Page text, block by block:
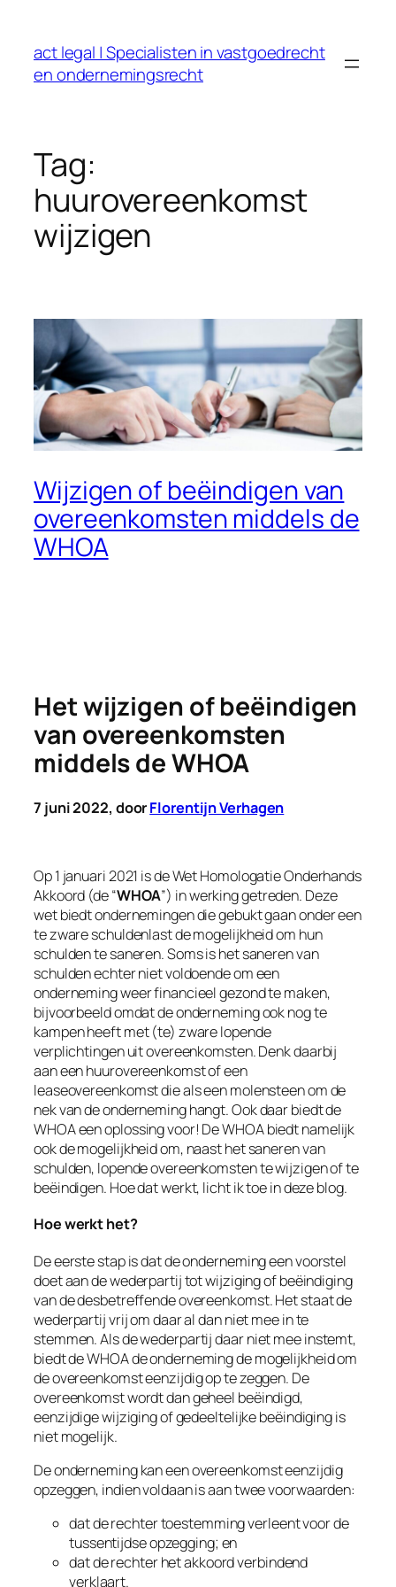
inhoud
act legal | Specialisten in vastgoedrecht
en ondernemingsrecht
Tag:
huurovereenkomst
wijzigen
Wijzigen of beëindigen van
overeenkomsten middels de
WHOA
Het wijzigen of beëindigen
van overeenkomsten
middels de WHOA
7 juni 2022, doorFlorentijn Verhagen
Op 1 januari 2021 is de Wet Homologatie Onderhands
Akkoord (de “WHOA”) in werking getreden. Deze
wet biedt ondernemingen die gebukt gaan onder een
te zware schuldenlast de mogelijkheid om hun
schulden te saneren. Soms is het saneren van
schulden echter niet voldoende om een
onderneming weer financieel gezond te maken,
bijvoorbeeld omdat de onderneming ook nog te
kampen heeft met (te) zware lopende
verplichtingen uit overeenkomsten. Denk daarbij
aan een huurovereenkomst of een
leaseovereenkomst die als een molensteen om de
nek van de onderneming hangt. Ook daar biedt de
WHOA een oplossing voor! De WHOA biedt namelijk
ook de mogelijkheid om, naast het saneren van
schulden, lopende overeenkomsten te wijzigen of te
beëindigen. Hoe dat werkt, licht ik toe in deze blog.
Hoe werkt het?
De eerste stap is dat de onderneming een voorstel
doet aan de wederpartij tot wijziging of beëindiging
van de desbetreffende overeenkomst. Het staat de
wederpartij vrij om daar al dan niet mee in te
stemmen. Als de wederpartij daarnietmee instemt,
biedt de WHOA de onderneming de mogelijkheid om
de overeenkomst eenzijdig op te zeggen. De
overeenkomst wordt dan geheel beëindigd,
eenzijdige wijziging of gedeeltelijke beëindiging is
niet mogelijk.
De onderneming kan een overeenkomst eenzijdig
opzeggen, indien voldaan is aan twee voorwaarden:
dat de rechter toestemming verleent voor de
tussentijdse opzegging; en
dat de rechter het akkoord verbindend
verklaart.